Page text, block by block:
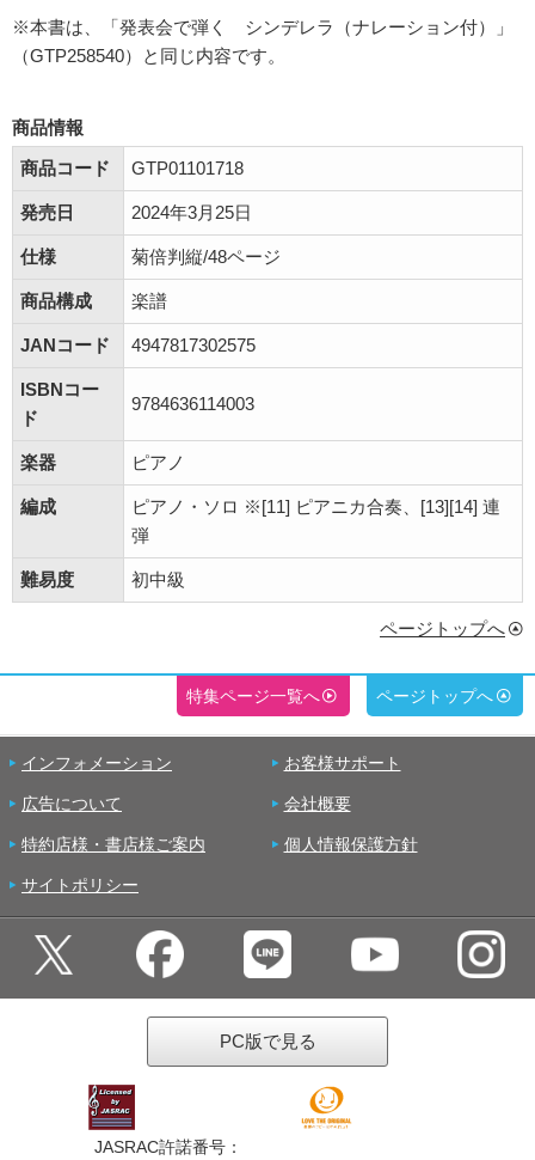
※本書は、「発表会で弾く シンデレラ（ナレーション付）」
（GTP258540）と同じ内容です。
商品情報
商品コード
GTP01101718
発売日 2024年3月25日
仕様 菊倍判縦/48ページ
商品構成 楽譜
JANコード 4947817302575
ISBNコー
ド
9784636114003
楽器 ピアノ
編成
ピアノ・ソロ ※[11] ピアニカ合奏、[13][14] 連
弾
難易度 初中級
ページトップへ
特集ページ一覧へ ページトップへ
インフォメーション お客様サポート
広告について 会社概要
特約店様・書店様ご案内 個人情報保護方針
サイトポリシー
PC版で見る
JASRAC許諾番号：